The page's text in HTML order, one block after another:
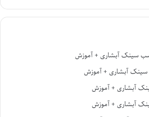
سینک آبشاری + آموزش
آبشاری + آموزش
آبشاری + آموزش
آبشاری + آموزش